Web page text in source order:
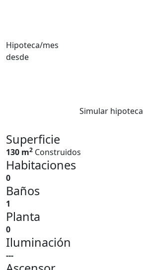
Hipoteca/mes
desde
Simular hipoteca
Superficie
130 m2 Construidos
Habitaciones
0
Baños
1
Planta
0
Iluminación
---